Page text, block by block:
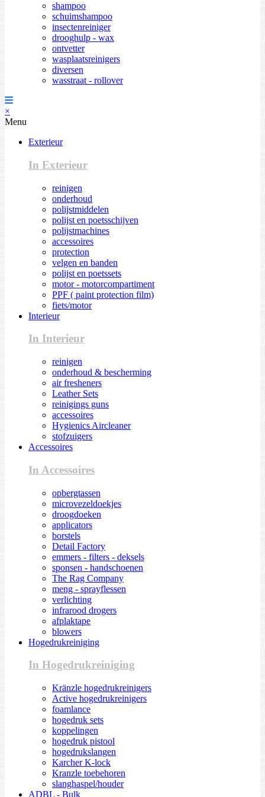
shampoo
schuimshampoo
insectenreiniger
drooghulp - wax
ontvetter
wasplaatsreinigers
diversen
wasstraat - rollover
×
Menu
Exterieur
In Exterieur
reinigen
onderhoud
polijstmiddelen
polijst en poetsschijven
polijstmachines
accessoires
protection
velgen en banden
polijst en poetssets
motor - motorcompartiment
PPF ( paint protection film)
fiets/motor
Interieur
In Interieur
reinigen
onderhoud & bescherming
air fresheners
Leather Sets
reinigings guns
accessoires
Hygienics Aircleaner
stofzuigers
Accessoires
In Accessoires
opbergtassen
microvezeldoekjes
droogdoeken
applicators
borstels
Detail Factory
emmers - filters - deksels
sponsen - handschoenen
The Rag Company
meng - sprayflessen
verlichting
infrarood drogers
afplaktape
blowers
Hogedrukreiniging
In Hogedrukreiniging
Kränzle hogedrukreinigers
Active hogedrukreinigers
foamlance
hogedruk sets
koppelingen
hogedruk pistool
hogedrukslangen
Karcher K-lock
Kranzle toebehoren
slanghaspel/houder
ADBL - Bulk